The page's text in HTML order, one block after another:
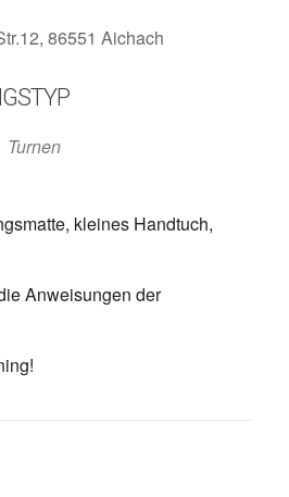
86551 Aichach
Turnen
kleines Handtuch,
Anweisungen der